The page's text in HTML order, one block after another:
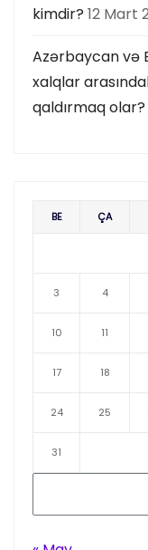
kimdir? 12 Mart
Azərbaycan və
xalqlar
qaldırmaq olar?
BE ÇA
3 4
10 11
17 18
24 25
31